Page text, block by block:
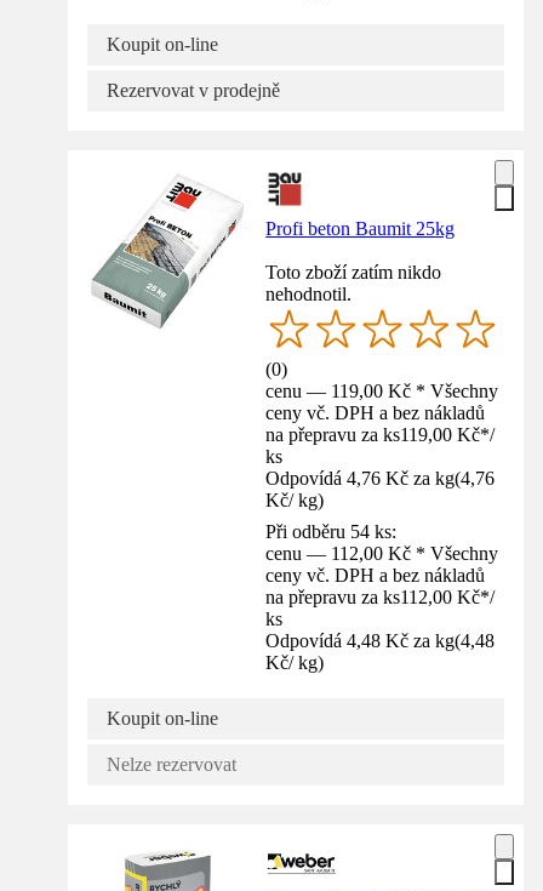
Koupit on-line
Rezervovat v prodejně
Profi beton Baumit 25kg
Toto zboží zatím nikdo
nehodnotil.
(0)
cenu — 119,00 Kč * Všechny
ceny vč. DPH a bez nákladů
na přepravu za ks119,00 Kč*/
ks
Odpovídá 4,76 Kč za kg(4,76
Kč/ kg)
Při odběru 54 ks:
cenu — 112,00 Kč * Všechny
ceny vč. DPH a bez nákladů
na přepravu za ks112,00 Kč*/
ks
Odpovídá 4,48 Kč za kg(4,48
Kč/ kg)
Koupit on-line
Nelze rezervovat